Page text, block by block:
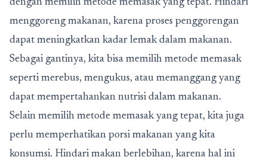
dengan memilih metode memasak yang tepat. Hindari
menggoreng makanan, karena proses penggorengan
dapat meningkatkan kadar lemak dalam makanan.
Sebagai gantinya, kita bisa memilih metode memasak
seperti merebus, mengukus, atau memanggang yang
dapat mempertahankan nutrisi dalam makanan.
Selain memilih metode memasak yang tepat, kita juga
perlu memperhatikan porsi makanan yang kita
konsumsi. Hindari makan berlebihan, karena hal ini